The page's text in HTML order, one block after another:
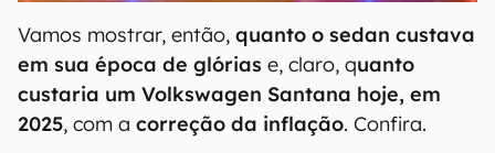
Vamos mostrar, então, quanto o sedan custava
em sua época de glórias e, claro, quanto
custaria um Volkswagen Santana hoje, em
2025, com a correção da inflação. Confira.